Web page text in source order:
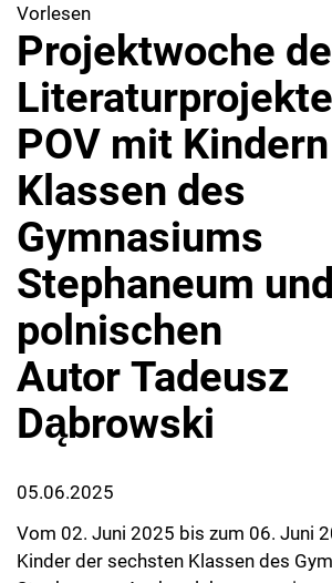
Vorlesen
Projektwoche
POV mit
Klassen des
Gymnasiums
Stephaneum
polnischen
Autor Tadeusz
Dąbrowski
05.06.2025
Vom 02. Juni 2025 bis zum 06. Juni
Kinder der sechsten Klassen des